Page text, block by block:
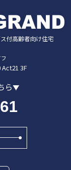
付高齢者向け住宅
3F
ら